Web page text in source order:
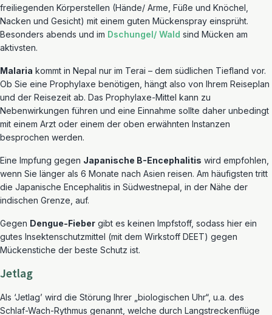
freiliegenden Körperstellen (Hände/ Arme, Füße und Knöchel,
Nacken und Gesicht) mit einem guten Mückenspray einsprüht.
Besonders abends und im Dschungel/ Wald sind Mücken am
aktivsten.
Malaria kommt in Nepal nur im Terai – dem südlichen Tiefland vor.
Ob Sie eine Prophylaxe benötigen, hängt also von Ihrem Reiseplan
und der Reisezeit ab. Das Prophylaxe-Mittel kann zu
Nebenwirkungen führen und eine Einnahme sollte daher unbedingt
mit einem Arzt oder einem der oben erwähnten Instanzen
besprochen werden.
Eine Impfung gegen Japanische B-Encephalitis wird empfohlen,
wenn Sie länger als 6 Monate nach Asien reisen. Am häufigsten tritt
die Japanische Encephalitis in Südwestnepal, in der Nähe der
indischen Grenze, auf.
Gegen Dengue-Fieber gibt es keinen Impfstoff, sodass hier ein
gutes Insektenschutzmittel (mit dem Wirkstoff DEET) gegen
Mückenstiche der beste Schutz ist.
Jetlag
Als ‘Jetlag’ wird die Störung Ihrer „biologischen Uhr“, u.a. des
Schlaf-Wach-Rythmus genannt, welche durch Langstreckenflüge